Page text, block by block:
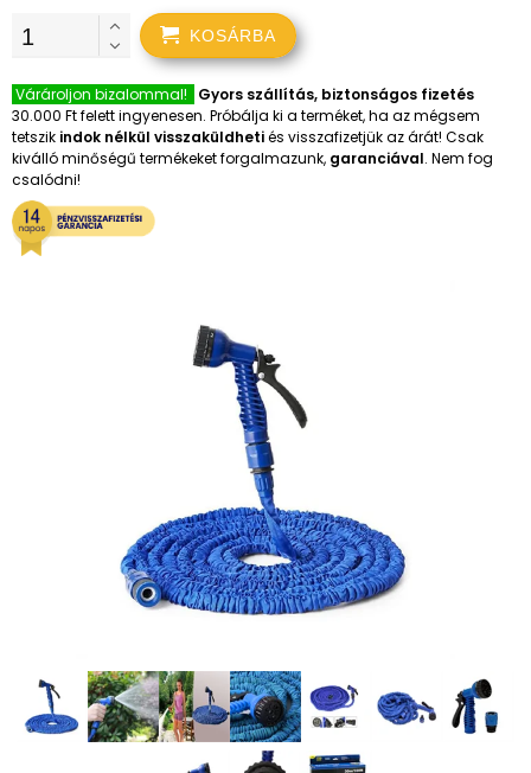
KOSÁRBA
Várároljon bizalommal!
Gyors szállítás, biztonságos fizetés
30.000 Ft felett ingyenesen. Próbálja ki a terméket, ha az mégsem
tetszik indok nélkül visszaküldhetiés visszafizetjük az árát! Csak
kiválló minőségű termékeket forgalmazunk, garanciával. Nem fog
csalódni!